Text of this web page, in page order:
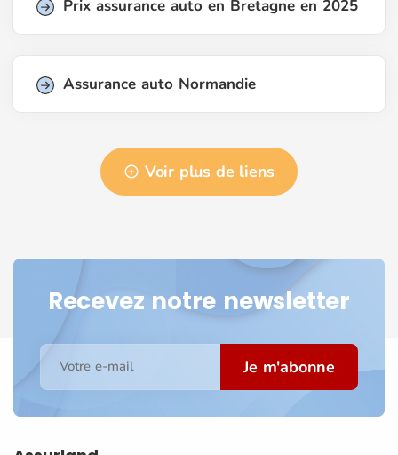
Prix assurance auto en Bretagne en 2025
Assurance auto Normandie
Voir plus de liens
Recevez notre newsletter
Votre e-mail Je m'abonne